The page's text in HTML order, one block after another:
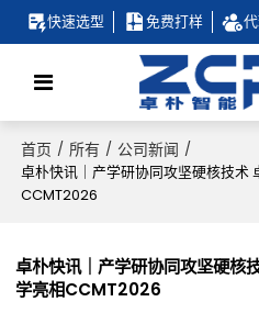
快速选型 免费打样
首页 / 所有 / 公司新闻 /
卓朴快讯｜产学研协同攻坚硬核技术
CCMT2026
卓朴快讯｜产学研协同攻坚硬核
学亮相CCMT2026